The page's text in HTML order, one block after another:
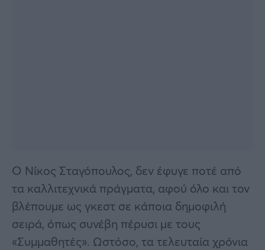
Ο Νίκος Σταγόπουλος, δεν έφυγε ποτέ από
τα καλλιτεχνικά πράγματα, αφού όλο και τον
βλέπουμε ως γκεστ σε κάποια δημοφιλή
σειρά, όπως συνέβη πέρυσι με τους
«Συμμαθητές». Ωστόσο, τα τελευταία χρόνια